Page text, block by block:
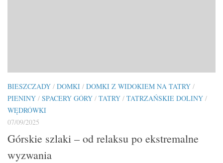
BIESZCZADY / DOMKI / DOMKI Z WIDOKIEM NA TATRY /
PIENINY / SPACERY GÓRY / TATRY / TATRZAŃSKIE DOLINY /
WĘDRÓWKI
07/09/2025
Górskie szlaki – od relaksu po ekstremalne
wyzwania